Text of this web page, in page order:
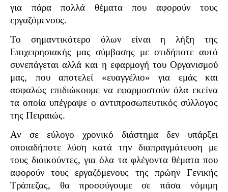
για πάρα πολλά θέματα που αφορούν τους
εργαζόμενους.
Το σημαντικότερο όλων είναι η λήξη της
Επιχειρησιακής μας σύμβασης με οτιδήποτε αυτό
συνεπάγεται αλλά και η εφαρμογή του Οργανισμού
μας, που αποτελεί «ευαγγέλιο» για εμάς και
ασφαλώς επιδιώκουμε να εφαρμοστούν όλα εκείνα
τα οποία υπέγραψε ο αντιπροσωπευτικός σύλλογος
της Πειραιώς.
Αν σε εύλογο χρονικό διάστημα δεν υπάρξει
οποιαδήποτε λύση κατά την διαπραγμάτευση με
τους διοικούντες, για όλα τα φλέγοντα θέματα που
αφορούν τους εργαζόμενους της πρώην Γενικής
Τράπεζας, θα προσφύγουμε σε πάσα νόμιμη